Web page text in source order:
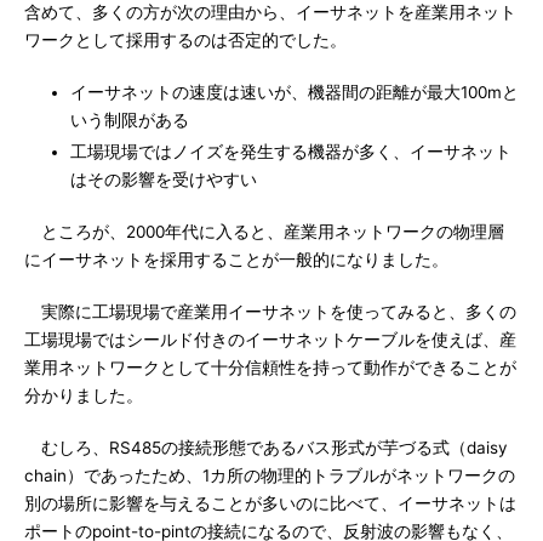
含めて、多くの方が次の理由から、イーサネットを産業用ネット
ワークとして採用するのは否定的でした。
イーサネットの速度は速いが、機器間の距離が最大100mと
いう制限がある
工場現場ではノイズを発生する機器が多く、イーサネット
はその影響を受けやすい
ところが、2000年代に入ると、産業用ネットワークの物理層
にイーサネットを採用することが一般的になりました。
実際に工場現場で産業用イーサネットを使ってみると、多くの
工場現場ではシールド付きのイーサネットケーブルを使えば、産
業用ネットワークとして十分信頼性を持って動作ができることが
分かりました。
むしろ、RS485の接続形態であるバス形式が芋づる式（daisy
chain）であったため、1カ所の物理的トラブルがネットワークの
別の場所に影響を与えることが多いのに比べて、イーサネットは
ポートのpoint-to-pintの接続になるので、反射波の影響もなく、